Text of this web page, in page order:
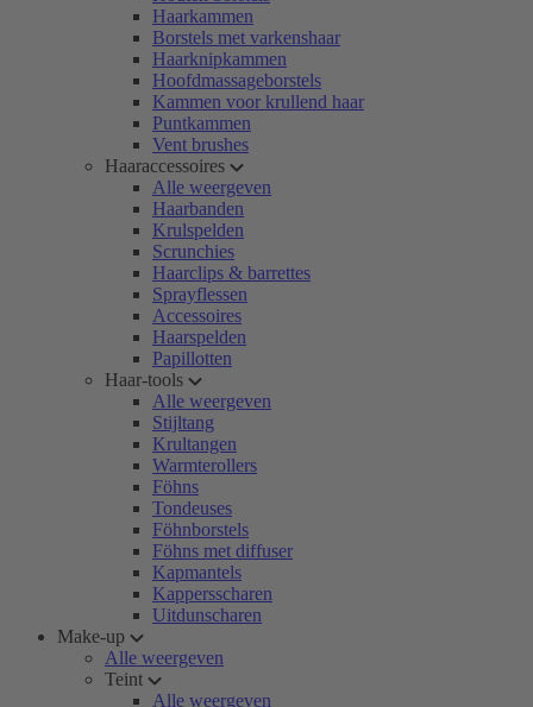
Haarkammen
Borstels met varkenshaar
Haarknipkammen
Hoofdmassageborstels
Kammen voor krullend haar
Puntkammen
Vent brushes
Haaraccessoires
Alle weergeven
Haarbanden
Krulspelden
Scrunchies
Haarclips & barrettes
Sprayflessen
Accessoires
Haarspelden
Papillotten
Haar-tools
Alle weergeven
Stijltang
Krultangen
Warmterollers
Föhns
Tondeuses
Föhnborstels
Föhns met diffuser
Kapmantels
Kappersscharen
Uitdunscharen
Make-up
Alle weergeven
Teint
Alle weergeven